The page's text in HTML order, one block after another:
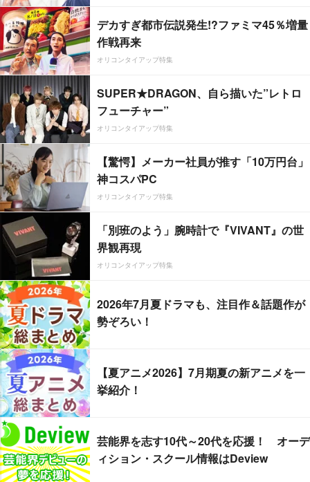
デカすぎ都市伝説発生!?ファミマ45％増量
作戦再来
オリコンタイアップ特集
SUPER★DRAGON、自ら描いた”レトロ
フューチャー”
オリコンタイアップ特集
【驚愕】メーカー社員が推す「10万円台」
神コスパPC
オリコンタイアップ特集
「別班のよう」腕時計で『VIVANT』の世
界観再現
オリコンタイアップ特集
2026年7月夏ドラマも、注目作＆話題作が
勢ぞろい！
【夏アニメ2026】7月期夏の新アニメを一
挙紹介！
芸能界を志す10代～20代を応援！ オーデ
ィション・スクール情報はDeview